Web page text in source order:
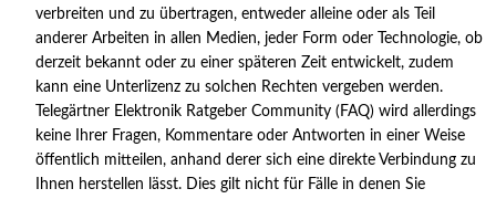
verbreiten und zu übertragen, entweder alleine oder als Teil
anderer Arbeiten in allen Medien, jeder Form oder Technologie, ob
derzeit bekannt oder zu einer späteren Zeit entwickelt, zudem
kann eine Unterlizenz zu solchen Rechten vergeben werden.
Telegärtner Elektronik Ratgeber Community (FAQ) wird allerdings
keine Ihrer Fragen, Kommentare oder Antworten in einer Weise
öffentlich mitteilen, anhand derer sich eine direkte Verbindung zu
Ihnen herstellen lässt. Dies gilt nicht für Fälle in denen Sie